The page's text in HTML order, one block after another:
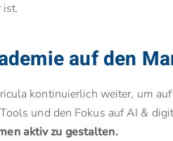
ist.
auf den
kontinuierlich weiter, um
und den Fokus auf AI &
aktiv zu gestalten.